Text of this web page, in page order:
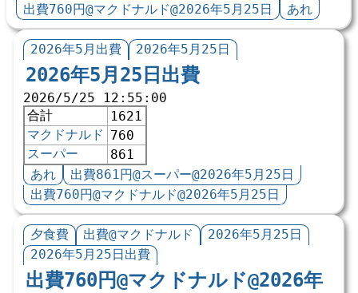
出費760円@マクドナルド@2026年5月25日
あれ
2026年5月出費 2026年5月25日
2026年5月25日出費
2026/5/25 12:55:00
合計
1621
マクドナルド 760
スーパー
861
あれ
出費861円@スーパー@2026年5月25日
出費760円@マクドナルド@2026年5月25日
夕食費 出費@マクドナルド
2026年5月25日
2026年5月25日出費
出費760円@マクドナルド@2026年